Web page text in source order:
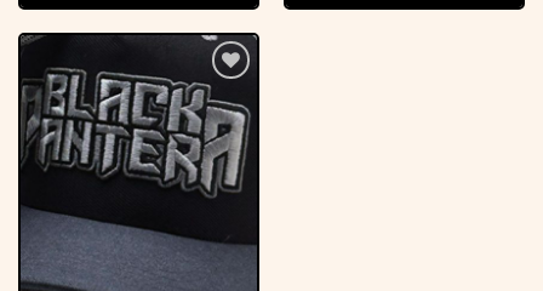
Adicionar
à lista de
desejos